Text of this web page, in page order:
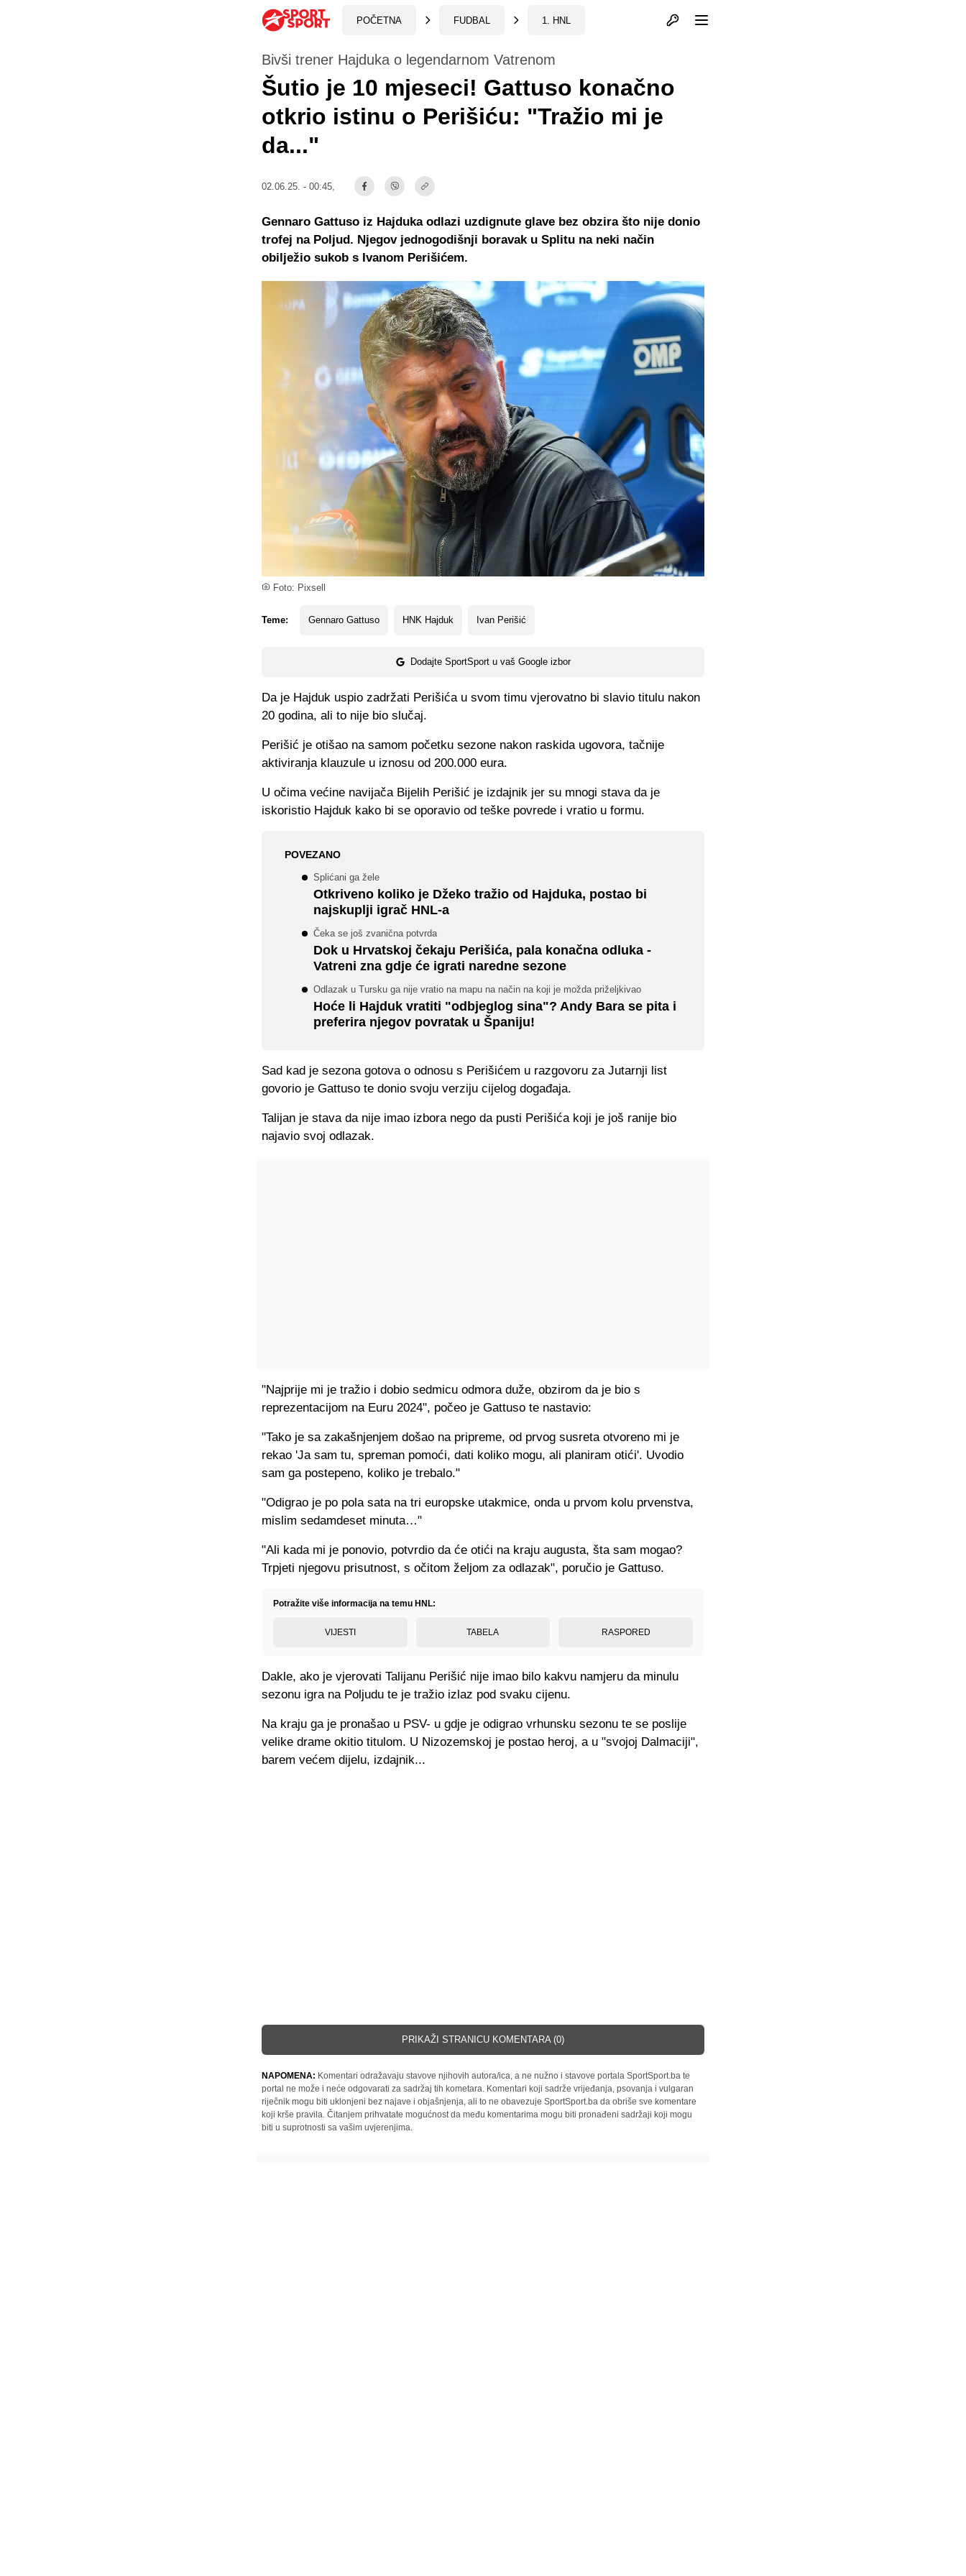
POČETNA FUDBAL 1. HNL Otvori profil
Foto: Pixsell
Bivši trener Hajduka o legendarnom Vatrenom
Šutio je 10 mjeseci! Gattuso konačno
otkrio istinu o Perišiću: "Tražio mi je
da..."
02.06.25. - 00:45,
Teme: Gennaro Gattuso HNK Hajduk Ivan Perišić
Dodajte SportSport u vaš Google izbor
Gennaro Gattuso iz Hajduka odlazi uzdignute glave bez obzira što nije donio
trofej na Poljud. Njegov jednogodišnji boravak u Splitu na neki način
obilježio sukob s Ivanom Perišićem.
Da je Hajduk uspio zadržati Perišića u svom timu vjerovatno bi slavio titulu nakon
20 godina, ali to nije bio slučaj.
Perišić je otišao na samom početku sezone nakon raskida ugovora, tačnije
aktiviranja klauzule u iznosu od 200.000 eura.
U očima većine navijača Bijelih Perišić je izdajnik jer su mnogi stava da je
iskoristio Hajduk kako bi se oporavio od teške povrede i vratio u formu.
POVEZANO
Splićani ga žele
Otkriveno koliko je Džeko tražio od Hajduka, postao bi
najskuplji igrač HNL-a
Čeka se još zvanična potvrda
Dok u Hrvatskoj čekaju Perišića, pala konačna odluka -
Vatreni zna gdje će igrati naredne sezone
Odlazak u Tursku ga nije vratio na mapu na način na koji je možda priželjkivao
Hoće li Hajduk vratiti "odbjeglog sina"? Andy Bara se pita i
preferira njegov povratak u Španiju!
Sad kad je sezona gotova o odnosu s Perišićem u razgovoru za Jutarnji list
govorio je Gattuso te donio svoju verziju cijelog događaja.
Talijan je stava da nije imao izbora nego da pusti Perišića koji je još ranije bio
najavio svoj odlazak.
"Najprije mi je tražio i dobio sedmicu odmora duže, obzirom da je bio s
reprezentacijom na Euru 2024", počeo je Gattuso te nastavio:
"Tako je sa zakašnjenjem došao na pripreme, od prvog susreta otvoreno mi je
rekao 'Ja sam tu, spreman pomoći, dati koliko mogu, ali planiram otići'. Uvodio
sam ga postepeno, koliko je trebalo."
"Odigrao je po pola sata na tri europske utakmice, onda u prvom kolu prvenstva,
mislim sedamdeset minuta…"
"Ali kada mi je ponovio, potvrdio da će otići na kraju augusta, šta sam mogao?
Trpjeti njegovu prisutnost, s očitom željom za odlazak", poručio je Gattuso.
Potražite više informacija na temu HNL:
VIJESTI TABELA RASPORED
Dakle, ako je vjerovati Talijanu Perišić nije imao bilo kakvu namjeru da minulu
sezonu igra na Poljudu te je tražio izlaz pod svaku cijenu.
Na kraju ga je pronašao u PSV- u gdje je odigrao vrhunsku sezonu te se poslije
velike drame okitio titulom. U Nizozemskoj je postao heroj, a u "svojoj Dalmaciji",
barem većem dijelu, izdajnik...
PRIKAŽI STRANICU KOMENTARA (0)
NAPOMENA: Komentari odražavaju stavove njihovih autora/ica, a ne nužno i stavove portala SportSport.ba te
portal ne može i neće odgovarati za sadržaj tih kometara. Komentari koji sadrže vrijeđanja, psovanja i vulgaran
riječnik mogu biti uklonjeni bez najave i objašnjenja, ali to ne obavezuje SportSport.ba da obriše sve komentare
koji krše pravila. Čitanjem prihvatate mogućnost da među komentarima mogu biti pronađeni sadržaji koji mogu
biti u suprotnosti sa vašim uvjerenjima.